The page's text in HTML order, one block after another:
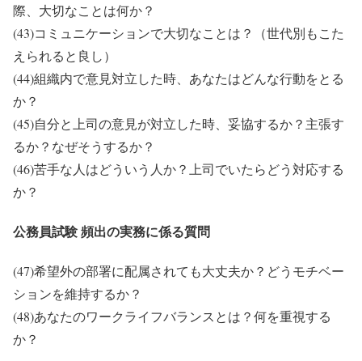
際、大切なことは何か？
(43)コミュニケーションで大切なことは？（世代別もこた
えられると良し）
(44)組織内で意見対立した時、あなたはどんな行動をとる
か？
(45)自分と上司の意見が対立した時、妥協するか？主張す
るか？なぜそうするか？
(46)苦手な人はどういう人か？上司でいたらどう対応する
か？
公務員試験 頻出の実務に係る質問
(47)希望外の部署に配属されても大丈夫か？どうモチベー
ションを維持するか？
(48)あなたのワークライフバランスとは？何を重視する
か？